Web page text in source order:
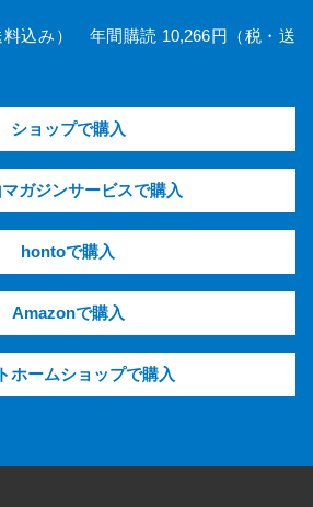
料込み） 年間購読 10,266円（税・送
ショップで購入
ガジンサービスで購入
hontoで購入
Amazonで購入
ホームショップで購入